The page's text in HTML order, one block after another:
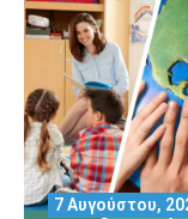
7 Αυγούστου,